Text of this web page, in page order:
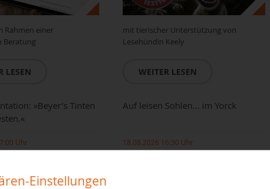
Rahmen einer
Beratung
LESEN
mit tierischer Unterstützung von
Lesehündin Keely
WEITER LESEN
»Beyer’s Tinten
Uhr
Auf leisen Sohlen... im Yorck
18.08.2026 16:30 Uhr
Einstellungen